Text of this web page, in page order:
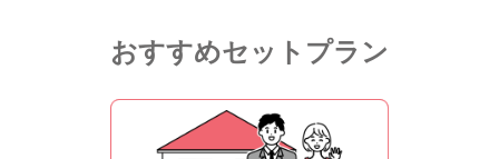
おすすめセットプラン